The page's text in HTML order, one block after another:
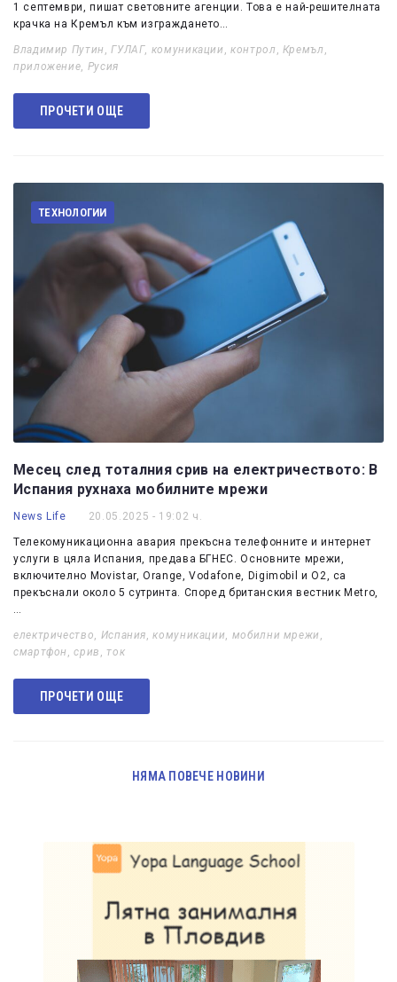
1 септември, пишат световните агенции. Това е най-решителната
крачка на Кремъл към изграждането…
Владимир Путин ,ГУЛАГ, комуникации ,контрол , Кремъл ,
приложение, Русия
ПРОЧЕТИ ОЩЕ
ТЕХНОЛОГИИ
Месец след тоталния срив на електричеството: В
Испания рухнаха мобилните мрежи
News Life 20.05.2025 - 19:02 ч.
Телекомуникационна авария прекъсна телефонните и интернет
услуги в цяла Испания, предава БГНЕС. Основните мрежи,
включително Movistar, Orange, Vodafone, Digimobil и O2, са
прекъснали около 5 сутринта. Според британския вестник Metro,
…
електричество, Испания,комуникации, мобилни мрежи ,
смартфон ,срив ,ток
ПРОЧЕТИ ОЩЕ
НЯМА ПОВЕЧЕ НОВИНИ